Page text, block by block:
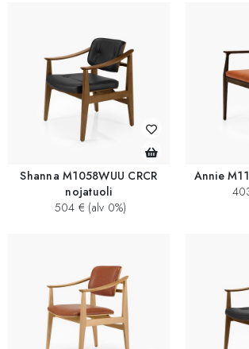
Shanna M1058WUU CRCR
nojatuoli
504 € (alv 0%)
Annie